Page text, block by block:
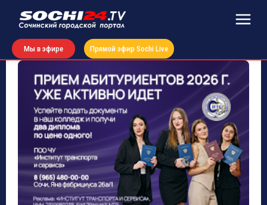
Мы в эфире Прямой эфир Sochi Live